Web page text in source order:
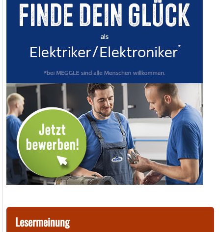
Lesermeinung